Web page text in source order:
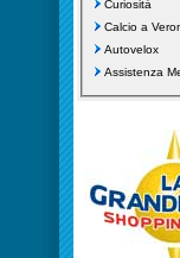
Curiosità
Calcio a
Autovelox
Assistenza